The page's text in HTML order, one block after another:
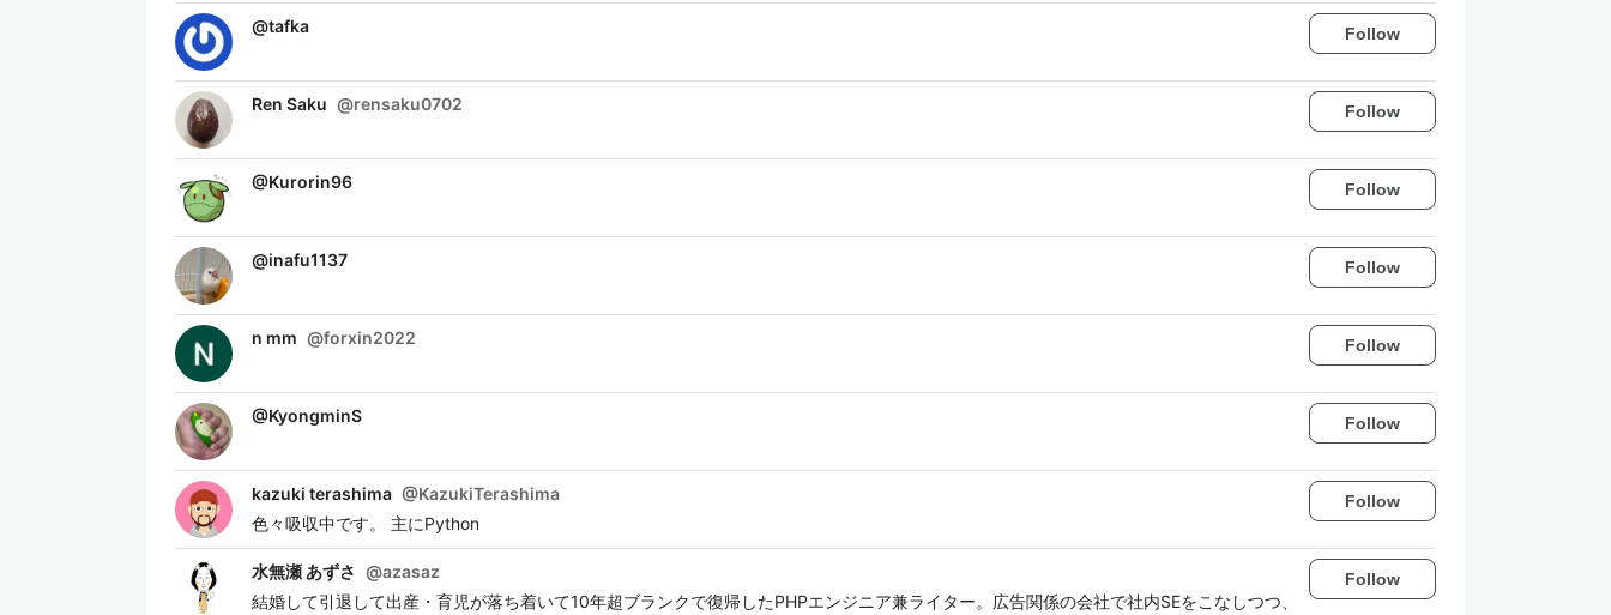
@tafka Follow
Ren Saku @rensaku0702 Follow
@Kurorin96 Follow
@inafu1137 Follow
n mm @forxin2022 Follow
@KyongminS Follow
kazuki terashima @KazukiTerashima
色々吸収中です。 主にPython
Follow
水無瀬 あずさ @azasaz
結婚して引退して出産・育児が落ち着いて10年超ブランクで復帰したPHPエンジニア兼ライター。広告関係の会社で社内SEをこなしつつ、
Follow